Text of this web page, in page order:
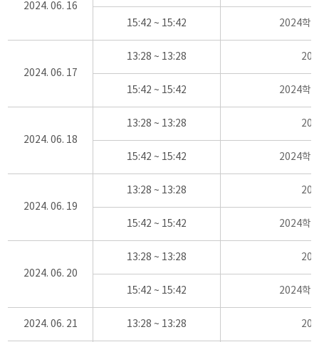
2024. 06. 16
15:42 ~ 15:42 2024학
2024. 06. 17
13:28 ~ 13:28
15:42 ~ 15:42 2024학
2024. 06. 18
13:28 ~ 13:28
15:42 ~ 15:42 2024학
2024. 06. 19
13:28 ~ 13:28
15:42 ~ 15:42 2024학
2024. 06. 20
13:28 ~ 13:28
15:42 ~ 15:42 2024학
2024. 06. 21 13:28 ~ 13:28